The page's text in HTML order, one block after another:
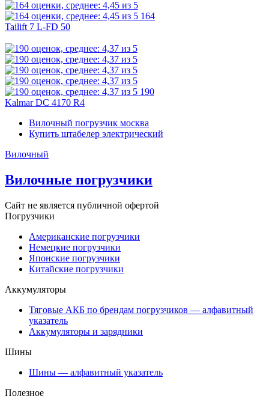
164
Tailift 7 L-FD 50
190
Kalmar DC 4170 R4
Вилочный погрузчик москва
Купить штабелер электрический
Вилочный
Вилочные погрузчики
Сайт не является публичной офертой
Погрузчики
Американские погрузчики
Немецкие погрузчики
Японские погрузчики
Китайские погрузчики
Аккумуляторы
Тяговые АКБ по брендам погрузчиков — алфавитный
указатель
Аккумуляторы и зарядники
Шины
Шины — алфавитный указатель
Полезное